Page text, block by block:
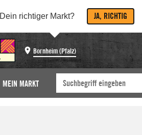
Dein richtiger Markt? JA, RICHTIG
Bornheim (Pfalz)
MEIN MARKT